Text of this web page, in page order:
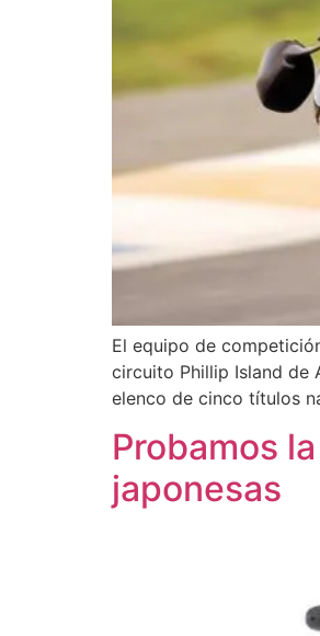
El equipo de
circuito Phillip Island de
elenco de cinco títulos
Probamos
japonesas